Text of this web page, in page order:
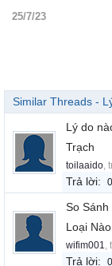
25/7/23
Similar Threads -
Lý do
Trạch
toilaaido,
Trả lời: 0
So Sánh
Loại
wifim001,
Trả lời: 0